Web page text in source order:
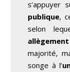
s’appuyer
publique,
selon
allègement
majorité,
songe à l’